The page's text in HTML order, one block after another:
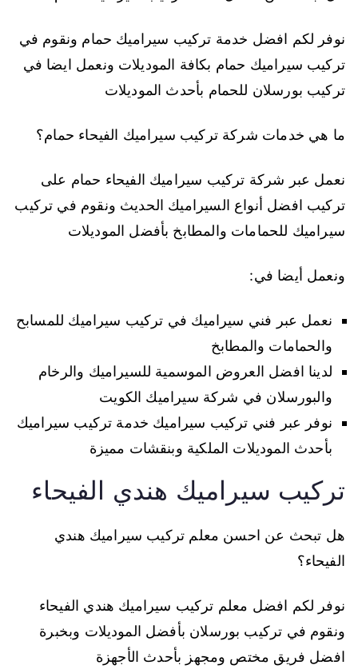
نوفر لكم افضل خدمة تركيب سيراميك حمام ونقوم في
تركيب سيراميك حمام بكافة الموديلات ونعمل ايضا في
تركيب بورسلان للحمام بأحدث الموديلات
ما هي خدمات شركة تركيب سيراميك الفيحاء حمام؟
نعمل عبر شركة تركيب سيراميك الفيحاء حمام على
تركيب افضل أنواع السيراميك الحديث ونقوم في تركيب
سيراميك للحمامات والمطابخ بأفضل الموديلات
ونعمل أيضا في:
نعمل عبر فني سيراميك في تركيب سيراميك للمسابح
والحمامات والمطابخ
لدينا افضل العروض الموسمية للسيراميك والرخام
والبورسلان في شركة سيراميك الكويت
نوفر عبر فني تركيب سيراميك خدمة تركيب سيراميك
بأحدث الموديلات الملكية وبنقشات مميزة
تركيب سيراميك هندي الفيحاء
هل تبحث عن احسن معلم تركيب سيراميك هندي
الفيحاء؟
نوفر لكم افضل معلم تركيب سيراميك هندي الفيحاء
ونقوم في تركيب بورسلان بأفضل الموديلات وبخبرة
افضل فريق مختص ومجهز بأحدث الأجهزة